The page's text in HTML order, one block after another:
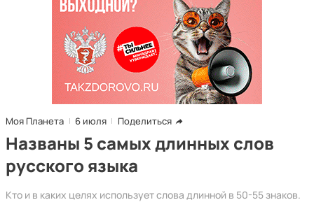
Моя Планета 6 июля Поделиться
Названы 5 самых длинных слов
русского языка
Кто и в каких целях использует слова длинной в 50-55 знаков.